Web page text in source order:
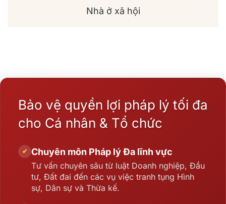
Nhà ở xã hội
Bảo vệ quyền lợi pháp lý tối đa
cho Cá nhân & Tổ chức
✔ Chuyên môn Pháp lý Đa lĩnh vực
Tư vấn chuyên sâu từ luật Doanh nghiệp, Đầu
tư, Đất đai đến các vụ việc tranh tụng Hình
sự, Dân sự và Thừa kế.